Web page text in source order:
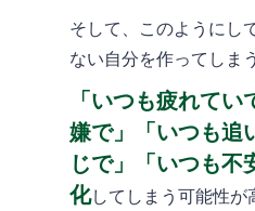
そして、このようにし
ない自分を作ってしまう
「いつも疲れて
嫌で」「いつも追
じで」「いつも不
化してしまう可能性が